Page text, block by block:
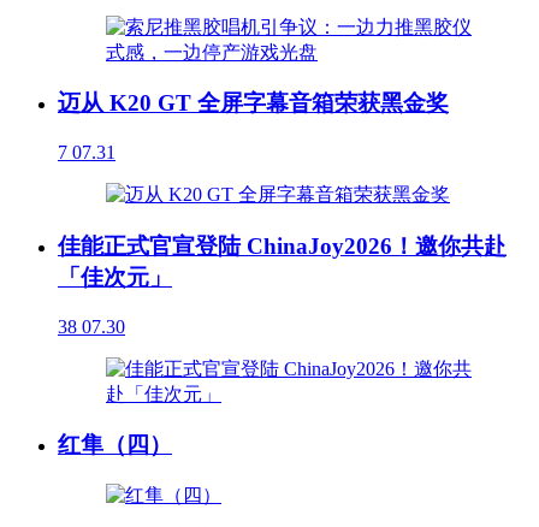
迈从 K20 GT 全屏字幕音箱荣获黑金奖
7 07.31
佳能正式官宣登陆 ChinaJoy2026！邀你共赴
「佳次元」
38 07.30
红隼（四）